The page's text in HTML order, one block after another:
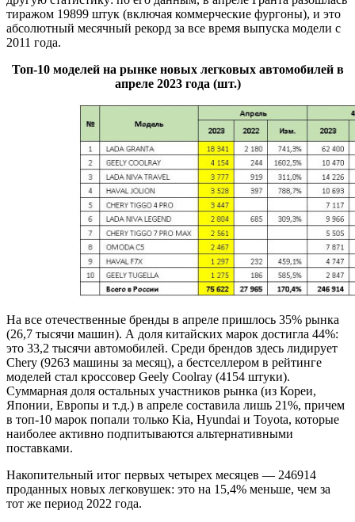
тиражом 19899 штук (включая коммерческие фургоны), и это
абсолютный месячный рекорд за все время выпуска модели с
2011 года.
Топ-10 моделей на рынке новых легковых автомобилей в
апреле 2023 года (шт.)
На все отечественные бренды в апреле пришлось 35% рынка
(26,7 тысячи машин). А доля китайских марок достигла 44%:
это 33,2 тысячи автомобилей. Среди брендов здесь лидирует
Chery (9263 машины за месяц), а бестселлером в рейтинге
моделей стал кроссовер Geely Coolray (4154 штуки).
Суммарная доля остальных участников рынка (из Кореи,
Японии, Европы и т.д.) в апреле составила лишь 21%, причем
в топ-10 марок попали только Kia, Hyundai и Toyota, которые
наиболее активно подпитываются альтернативными
поставками.
Накопительный итог первых четырех месяцев — 246914
проданных новых легковушек: это на 15,4% меньше, чем за
тот же период 2022 года.